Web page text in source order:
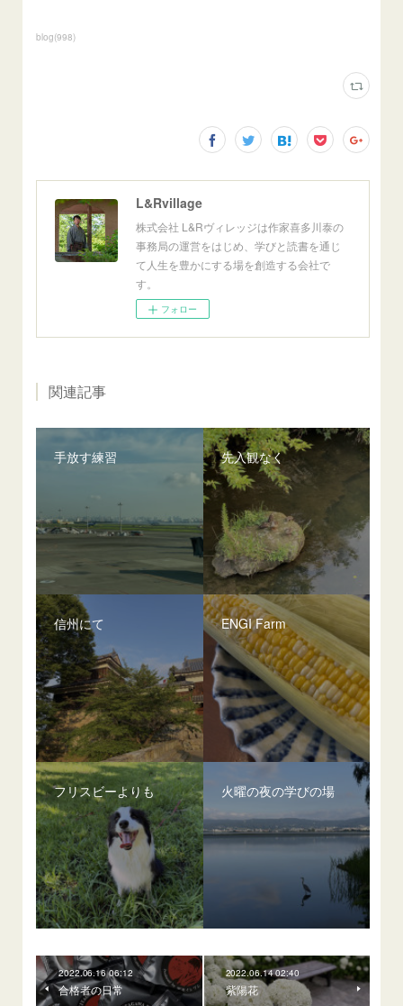
blog(998)
L&Rvillage
株式会社 L&Rヴィレッジは作家喜多川泰の
事務局の運営をはじめ、学びと読書を通じ
て人生を豊かにする場を創造する会社で
す。
フォロー
関連記事
手放す練習 先入観なく
信州にて ENGI Farm
フリスビーよりも 火曜の夜の学びの場
2022.06.16 06:12
合格者の日常
2022.06.14 02:40
紫陽花